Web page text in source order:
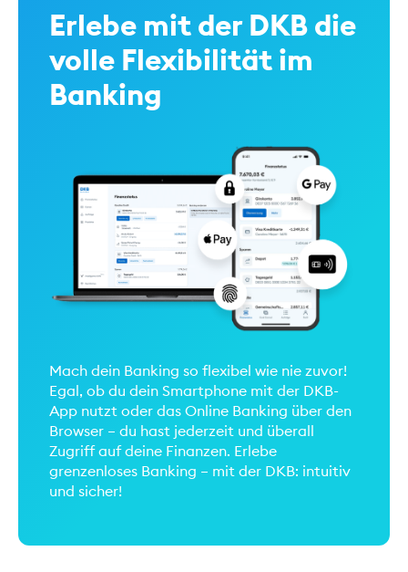
Erlebe mit der DKB die
volle Flexibilität im
Banking
Mach dein Banking so flexibel wie nie zuvor!
Egal, ob du dein Smartphone mit der DKB-
App nutzt oder das Online Banking über den
Browser – du hast jederzeit und überall
Zugriff auf deine Finanzen. Erlebe
grenzenloses Banking – mit der DKB: intuitiv
und sicher!